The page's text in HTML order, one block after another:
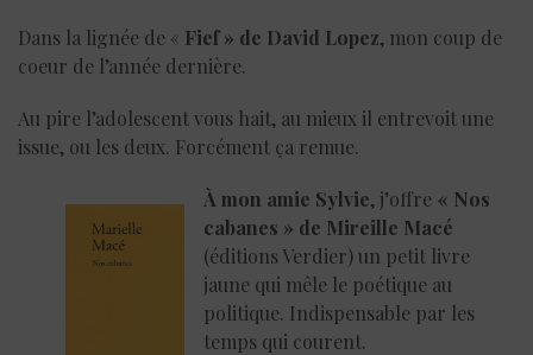
Dans la lignée de « Fief » de David Lopez, mon coup de
coeur de l’année dernière.
Au pire l’adolescent vous hait, au mieux il entrevoit une
issue, ou les deux. Forcément ça remue.
À mon amie Sylvie, j’offre « Nos
cabanes » de Mireille Macé
(éditions Verdier) un petit livre
jaune qui mêle le poétique au
politique. Indispensable par les
temps qui courent.